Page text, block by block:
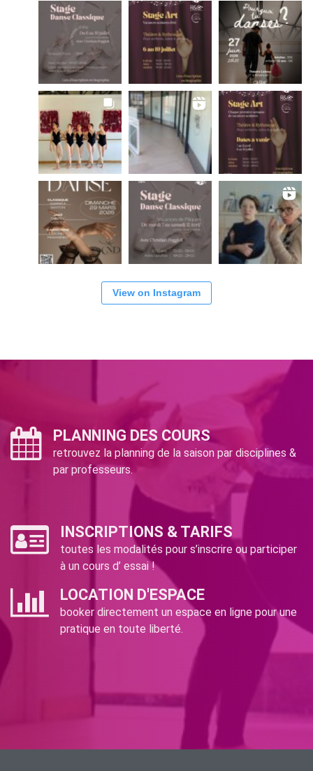
View on Instagram
PLANNING DES COURS
retrouvez la planning de la saison par disciplines &
par professeurs.
INSCRIPTIONS & TARIFS
toutes les modalités pour s’inscrire ou participer
à un cours d’ essai !
LOCATION D'ESPACE
booker directement un espace en ligne pour une
pratique en toute liberté.